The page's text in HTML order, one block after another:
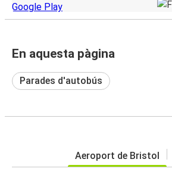
En aquesta pàgina
Parades d'autobús
Aeroport de Bristol